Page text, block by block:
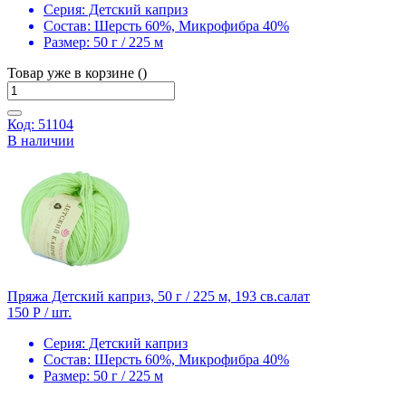
Серия: Детский каприз
Состав: Шерсть 60%, Микрофибра 40%
Размер: 50 г / 225 м
Товар уже в корзине ()
Код: 51104
В наличии
Пряжа Детский каприз, 50 г / 225 м, 193 св.салат
150 Р / шт.
Серия: Детский каприз
Состав: Шерсть 60%, Микрофибра 40%
Размер: 50 г / 225 м